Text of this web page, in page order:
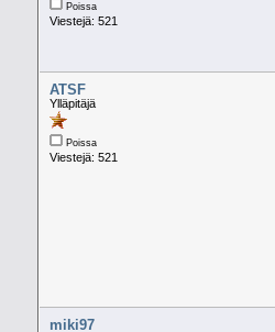
Poissa
Viestejä: 521
ATSF
Ylläpitäjä
Poissa
Viestejä: 521
miki97